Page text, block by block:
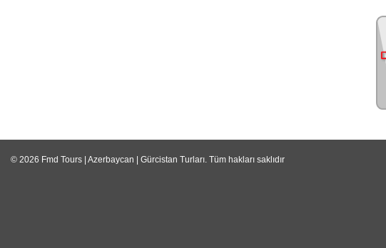
© 2026 Fmd Tours | Azerbaycan | Gürcistan Turları. Tüm hakları saklıdır